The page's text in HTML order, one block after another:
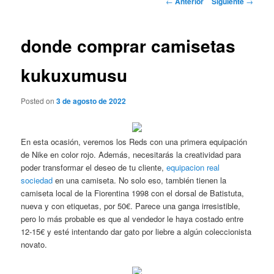
donde comprar camisetas
kukuxumusu
Posted on3 de agosto de 2022
En esta ocasión, veremos los Reds con una primera equipación
de Nike en color rojo. Además, necesitarás la creatividad para
poder transformar el deseo de tu cliente,equipacion real
sociedad en una camiseta. No solo eso, también tienen la
camiseta local de la Fiorentina 1998 con el dorsal de Batistuta,
nueva y con etiquetas, por 50€. Parece una ganga irresistible,
pero lo más probable es que al vendedor le haya costado entre
12-15€ y esté intentando dar gato por liebre a algún coleccionista
novato.